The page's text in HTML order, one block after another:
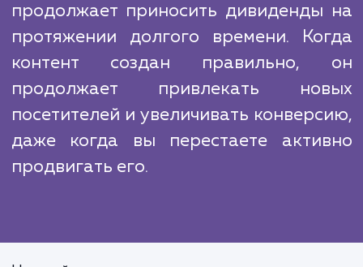
вашего бренда. Ваш контент
просто информативным, но и
ваших посетителей. Кроме того,
постоянно публикуете качественный
ваш сайт привлекает больше
увеличивает свою видимость в
системах.